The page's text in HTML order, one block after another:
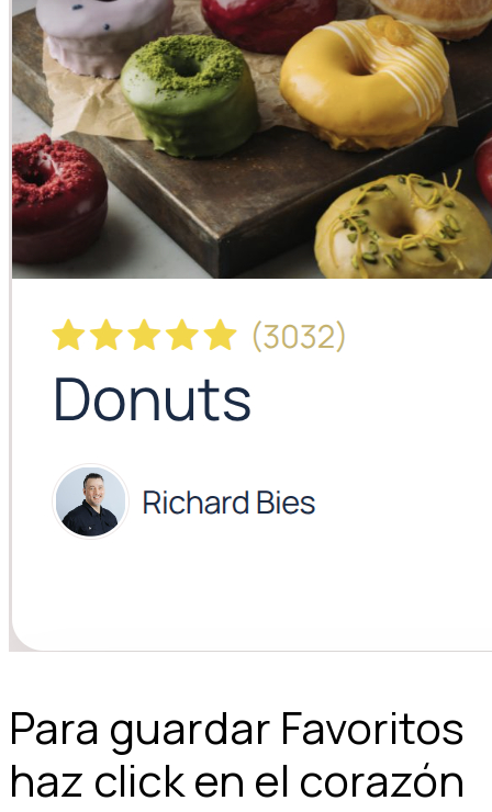
Para guardar Favoritos
haz click en el corazón